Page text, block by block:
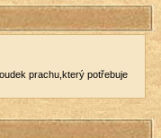
pra­chu,který po­tře­bu­je